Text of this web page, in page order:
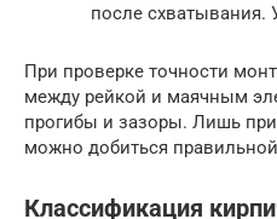
после схватывания.
При проверке точности
между рейкой и маячным
прогибы и зазоры. Лишь
можно добиться
Классификация